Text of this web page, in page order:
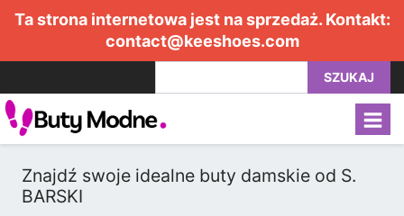
Ta strona internetowa jest na sprzedaż. Kontakt:
contact@keeshoes.com
SZUKAJ
Znajdź swoje idealne buty damskie od S.
BARSKI